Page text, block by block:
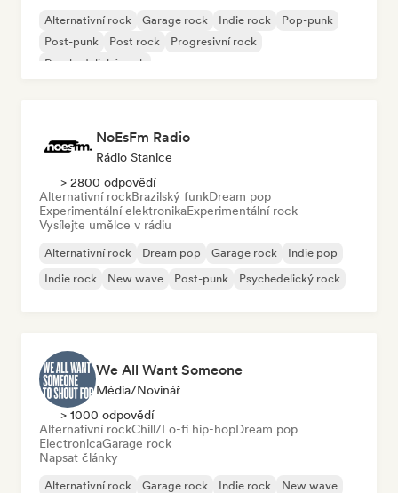
Alternativní rock Garage rock Indie rock
Pop-punk
Post-punk
Post rock
Progresivní rock
Psychedelický rock
NoEsFm Radio
Rádio Stanice
> 2800 odpovědí
Alternativní rockBrazilský funkDream pop
Experimentální elektronikaExperimentální rock
Vysílejte umělce v rádiu
Alternativní rock Dream pop Garage rock
Indie pop
Indie rock
New wave Post-punk Psychedelický rock
We All Want Someone
Média/novinář
> 1000 odpovědí
Alternativní rockChill/Lo-fi hip-hopDream pop
ElectronicaGarage rock
Napsat články
Alternativní rock Garage rock Indie rock
New wave